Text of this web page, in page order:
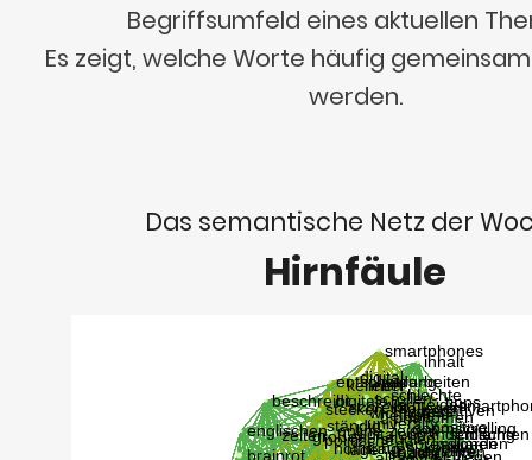
Begriffsumfeld eines aktuellen
Es zeigt, welche Worte häufig
werden.
Das semantische Netz der
Hirnfäule